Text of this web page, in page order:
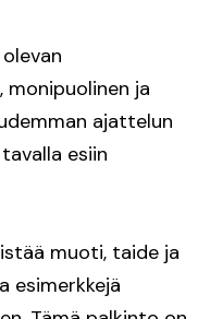
monipuolinen ja
ajattelun
esiin
muoti, taide ja
esimerkkejä